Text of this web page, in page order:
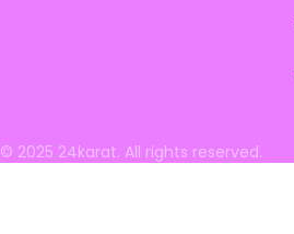
© 2025 24karat. All rights reserved.